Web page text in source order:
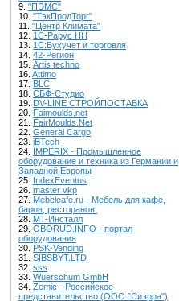
9. "ПЭМС"
10. "ТэкПродТорг"
11. "Центр Климата"
12. 1С-Рарус НН
13. 1С:Бухучет и торговля
14. 42-Регион
15. Artis techno
16. Attimo
17. BLC
18. CБФ-Студио
19. DV-LINE СТРОЙПОСТАВКА
20. Faimoulds.net
21. FairMoulds.Net
22. General Cargo
23. iBTech
24. IMPERIX - Промышленное
оборудование и техника из Германии и
Западной Европы
25. IndexEventus
26. master vkp
27. Mebelcafe.ru - Мебель для кафе,
баров, ресторанов.
28. MT-Инсталл
29. OBORUD.INFO - портал
оборудования
30. PSK-Vending
31. SIBSBYT.LTD
32. sss
33. Wuerschum GmbH
34. Zemic - Российское
представительство (ООО "Сиэрра")